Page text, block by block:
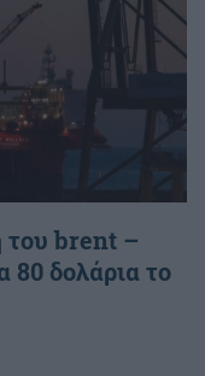
του brent –
δολάρια το